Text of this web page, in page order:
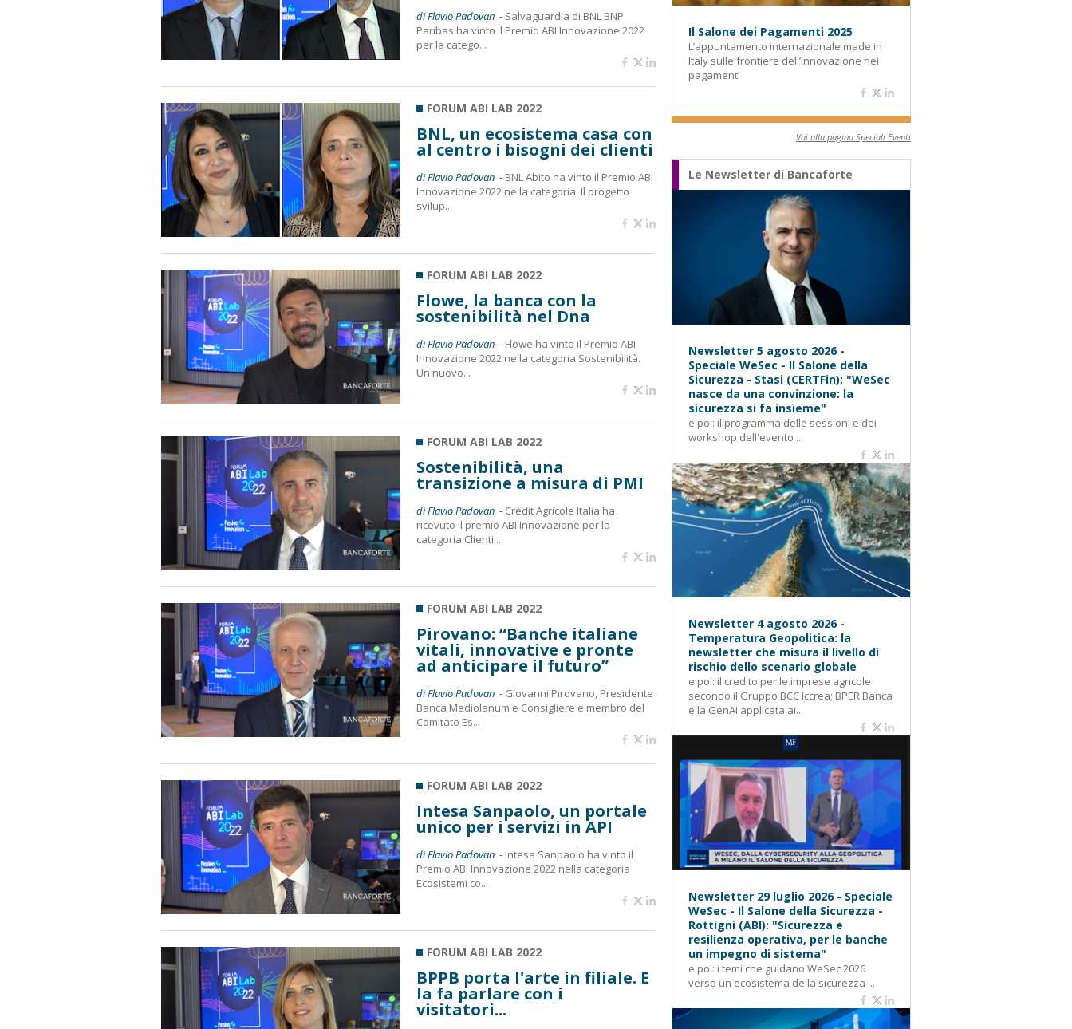
di Flavio Padovan - Salvaguardia di BNL BNP
Paribas ha vinto il Premio ABI Innovazione 2022
per la catego...
FORUM ABI LAB 2022
BNL, un ecosistema casa con
al centro i bisogni dei clienti
di Flavio Padovan - BNL Abito ha vinto il Premio ABI
Innovazione 2022 nella categoria. Il progetto
svilup...
FORUM ABI LAB 2022
Flowe, la banca con la
sostenibilità nel Dna
di Flavio Padovan - Flowe ha vinto il Premio ABI
Innovazione 2022 nella categoria Sostenibilità.
Un nuovo...
FORUM ABI LAB 2022
Sostenibilità, una
transizione a misura di PMI
di Flavio Padovan - Crédit Agricole Italia ha
ricevuto il premio ABI Innovazione per la
categoria Clienti...
FORUM ABI LAB 2022
Pirovano: “Banche italiane
vitali, innovative e pronte
ad anticipare il futuro”
di Flavio Padovan - Giovanni Pirovano, Presidente
Banca Mediolanum e Consigliere e membro del
Comitato Es...
FORUM ABI LAB 2022
Intesa Sanpaolo, un portale
unico per i servizi in API
di Flavio Padovan - Intesa Sanpaolo ha vinto il
Premio ABI Innovazione 2022 nella categoria
Ecosistemi co...
FORUM ABI LAB 2022
BPPB porta l'arte in filiale. E
la fa parlare con i
visitatori...
Il Salone dei Pagamenti 2025
L’appuntamento internazionale made in
Italy sulle frontiere dell’innovazione nei
pagamenti
Vai alla pagina Speciali Eventi
Le Newsletter di Bancaforte
Newsletter 5 agosto 2026 -
Speciale WeSec - Il Salone della
Sicurezza - Stasi (CERTFin): "WeSec
nasce da una convinzione: la
sicurezza si fa insieme"
e poi: il programma delle sessioni e dei
workshop dell'evento ...
Newsletter 4 agosto 2026 -
Temperatura Geopolitica: la
newsletter che misura il livello di
rischio dello scenario globale
e poi: il credito per le imprese agricole
secondo il Gruppo BCC Iccrea; BPER Banca
e la GenAI applicata ai...
Newsletter 29 luglio 2026 - Speciale
WeSec - Il Salone della Sicurezza -
Rottigni (ABI): "Sicurezza e
resilienza operativa, per le banche
un impegno di sistema"
e poi: i temi che guidano WeSec 2026
verso un ecosistema della sicurezza ...